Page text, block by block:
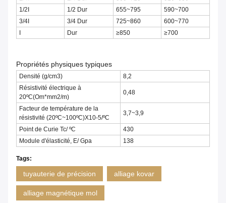
1/2I
1/2 Dur 655~795
590~700
3/4I
3/4 Dur 725~860
600~770
Dur ≥850 ≥700
Propriétés physiques typiques
Densité (g/cm3)
8,2
Résistivité électrique à
20ºC(Om*mm2/m)
0,48
Facteur de température de la
résistivité (20ºC~100ºC)X10-5/ºC
3,7~3,9
Point de Curie Tc/ ºC
430
Module d'élasticité, E/ Gpa
138
Tags:
tuyauterie de précision alliage kovar
alliage magnétique mol